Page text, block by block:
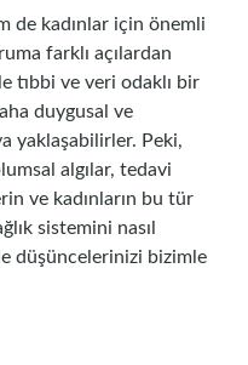
de kadınlar için önemli
farklı açılardan
tıbbi ve veri odaklı bir
duygusal ve
yaklaşabilirler. Peki,
algılar, tedavi
ve kadınların bu tür
sistemini nasıl
düşüncelerinizi bizimle